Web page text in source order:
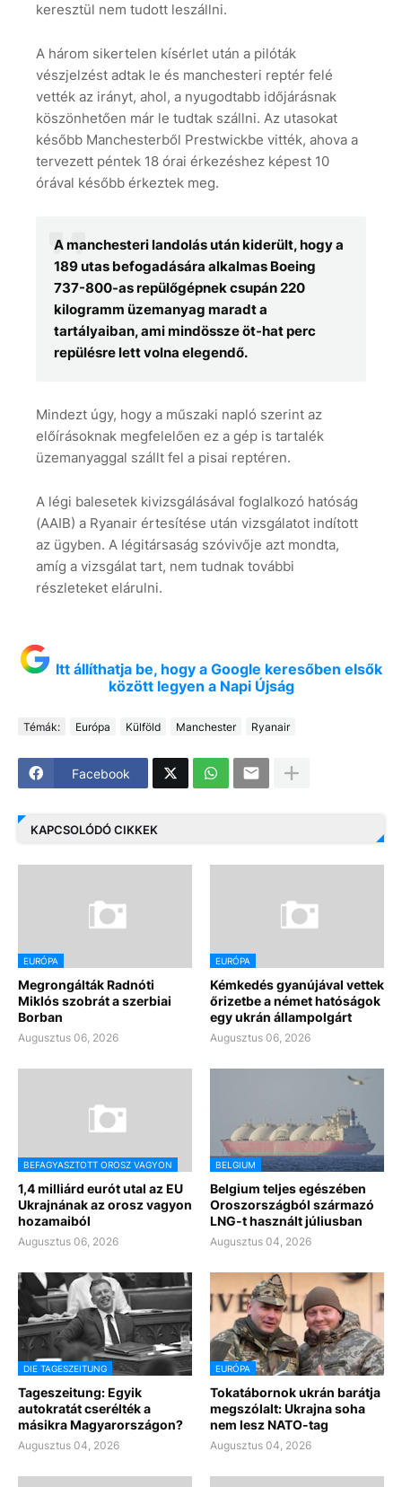
keresztül nem tudott leszállni.
A három sikertelen kísérlet után a pilóták
vészjelzést adtak le és manchesteri reptér felé
vették az irányt, ahol, a nyugodtabb időjárásnak
köszönhetően már le tudtak szállni. Az utasokat
később Manchesterből Prestwickbe vitték, ahova a
tervezett péntek 18 órai érkezéshez képest 10
órával később érkeztek meg.
A manchesteri landolás után kiderült, hogy a
189 utas befogadására alkalmas Boeing
737-800-as repülőgépnek csupán 220
kilogramm üzemanyag maradt a
tartályaiban, ami mindössze öt-hat perc
repülésre lett volna elegendő.
Mindezt úgy, hogy a műszaki napló szerint az
előírásoknak megfelelően ez a gép is tartalék
üzemanyaggal szállt fel a pisai reptéren.
A légi balesetek kivizsgálásával foglalkozó hatóság
(AAIB) a Ryanair értesítése után vizsgálatot indított
az ügyben. A légitársaság szóvivője azt mondta,
amíg a vizsgálat tart, nem tudnak további
részleteket elárulni.
Itt állíthatja be, hogy a Google keresőben elsők
között legyen a Napi Újság
Témák: Európa Külföld Manchester Ryanair
Facebook
KAPCSOLÓDÓ CIKKEK
EURÓPA
Megrongálták Radnóti
Miklós szobrát a szerbiai
Borban
Augusztus 06, 2026
EURÓPA
Kémkedés gyanújával vettek
őrizetbe a német hatóságok
egy ukrán állampolgárt
Augusztus 06, 2026
BEFAGYASZTOTT OROSZ VAGYON
1,4 milliárd eurót utal az EU
Ukrajnának az orosz vagyon
hozamaiból
Augusztus 06, 2026
BELGIUM
Belgium teljes egészében
Oroszországból származó
LNG-t használt júliusban
Augusztus 04, 2026
DIE TAGESZEITUNG
Tageszeitung: Egyik
autokratát cserélték a
másikra Magyarországon?
Augusztus 04, 2026
EURÓPA
Tokatábornok ukrán barátja
megszólalt: Ukrajna soha
nem lesz NATO-tag
Augusztus 04, 2026